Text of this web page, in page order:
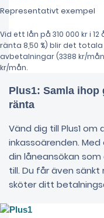
Representativt exempel
Vid ett lån på 310 000 kr i
ränta 8,50 %) blir det
avbetalningar (3388 kr/
kr/mån.
Plus1: Samla ihop
ränta
Vänd dig till Plus1
inkassoärenden. Med
din låneansökan
till. Du får även
sköter ditt